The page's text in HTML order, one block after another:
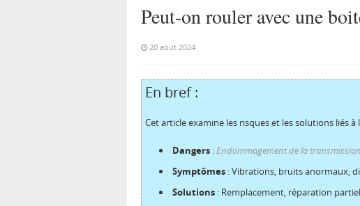
Peut-on rouler avec une
20 août 2024
En bref :
Cet article examine les risques et les solutions liés
Dangers :Endommagement de la transmission
Symptômes : Vibrations, bruits anormaux,
Solutions : Remplacement, réparation